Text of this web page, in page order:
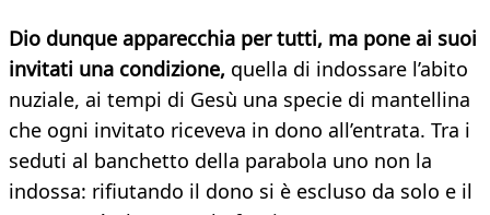
Dio dunque apparecchia per tutti, ma pone ai suoi
invitati una condizione, quella di indossare l’abito
nuziale, ai tempi di Gesù una specie di mantellina
che ogni invitato riceveva in dono all’entrata. Tra i
seduti al banchetto della parabola uno non la
indossa: rifiutando il dono si è escluso da solo e il